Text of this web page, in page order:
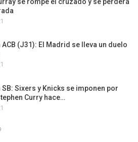
ACB (J31): El Madrid se lleva un duelo
SB: Sixers y Knicks se imponen por
Curry hace…